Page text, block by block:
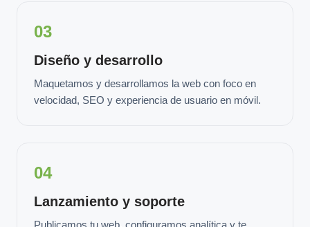
03
Diseño y desarrollo
Maquetamos y desarrollamos la web con foco en
velocidad, SEO y experiencia de usuario en móvil.
04
Lanzamiento y soporte
Publicamos tu web, configuramos analítica y te